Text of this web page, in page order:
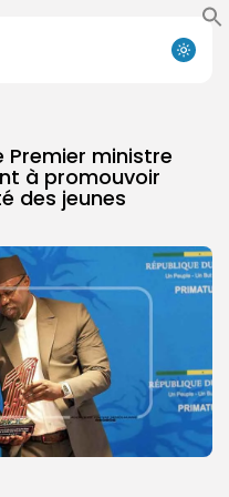
Premier ministre
à promouvoir
des jeunes